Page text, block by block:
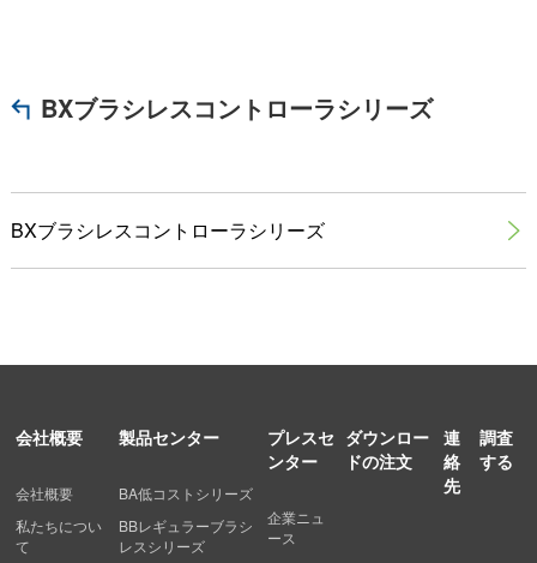
BXブラシレスコントローラシリーズ
BXブラシレスコントローラシリーズ 
会社概要
会社概要
私たちについ
て
製品センター
BA低コストシリーズ
BBレギュラーブラシ
レスシリーズ
プレスセ
ンター
企業ニュ
ース
ダウンロー
ドの注文
連
絡
先
調査
する